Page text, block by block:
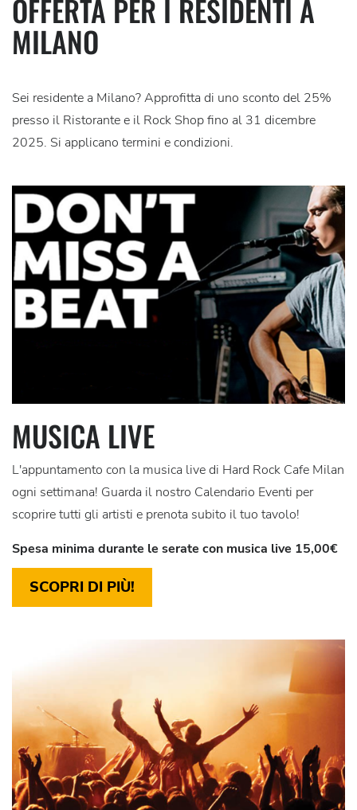
OFFERTA PER I RESIDENTI A
MILANO
Sei residente a Milano? Approfitta di uno sconto del 25%
presso il Ristorante e il Rock Shop fino al 31 dicembre
2025. Si applicano termini e condizioni.
MUSICA LIVE
L'appuntamento con la musica live di Hard Rock Cafe Milan
ogni settimana! Guarda il nostro Calendario Eventi per
scoprire tutti gli artisti e prenota subito il tuo tavolo!
Spesa minima durante le serate con musica live 15,00€
SCOPRI DI PIÙ!